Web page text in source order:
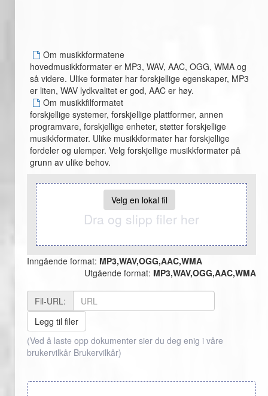
Om musikkformatene
hovedmusikkformater er MP3, WAV, AAC, OGG, WMA og
så videre. Ulike formater har forskjellige egenskaper, MP3
er liten, WAV lydkvalitet er god, AAC er høy.
Om musikkfilformatet
forskjellige systemer, forskjellige plattformer, annen
programvare, forskjellige enheter, støtter forskjellige
musikkformater. Ulike musikkformater har forskjellige
fordeler og ulemper. Velg forskjellige musikkformater på
grunn av ulike behov.
Velg en lokal fil
Dra og slipp filer her
Inngående format: MP3,WAV,OGG,AAC,WMA
Utgående format: MP3,WAV,OGG,AAC,WMA
Fil-URL:
Legg til filer
(Ved å laste opp dokumenter sier du deg enig i våre
brukervilkår Brukervilkår)